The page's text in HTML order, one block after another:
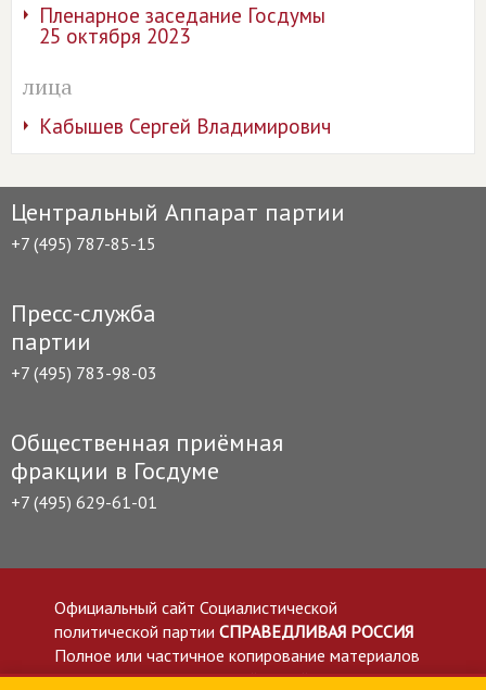
Пленарное заседание Госдумы
25 октября 2023
лица
Кабышев Сергей Владимирович
Центральный Аппарат партии
+7 (495) 787-85-15
Пресс-служба
партии
+7 (495) 783-98-03
Общественная приёмная
фракции в Госдуме
+7 (495) 629-61-01
Официальный сайт Социалистической
политической партии СПРАВЕДЛИВАЯ РОССИЯ
Полное или частичное копирование материалов
приветствуется со ссылкой на сайт spravedlivo.ru